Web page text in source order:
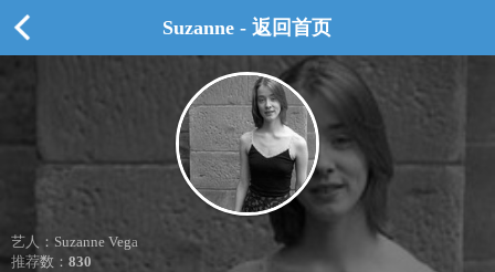
Suzanne - 返回首页
艺人：Suzanne Vega
推荐数： 830